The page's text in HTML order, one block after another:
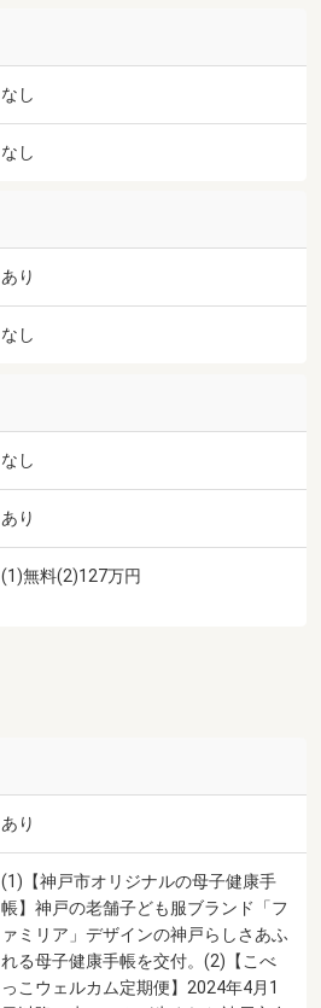
なし
なし
あり
なし
なし
あり
(1)無料(2)127万円
あり
(1)【神戸市オリジナルの母子健康手
帳】神戸の老舗子ども服ブランド「フ
ァミリア」デザインの神戸らしさあふ
れる母子健康手帳を交付。(2)【こべ
っこウェルカム定期便】2024年4月1